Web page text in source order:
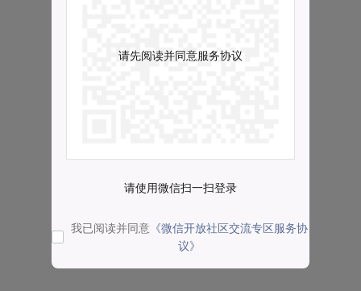
请先阅读并同意服务协议
请使用微信扫一扫登录
我已阅读并同意 《微信开放社区交流专区服务协
议》